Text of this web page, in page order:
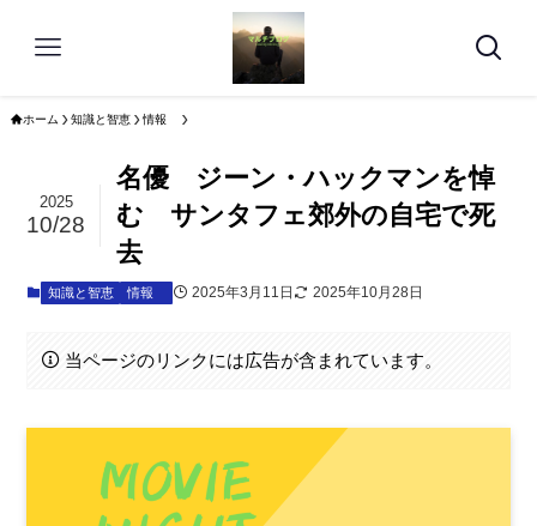
ホーム 知識と智恵 情報
名優 ジーン・ハックマンを悼
む サンタフェ郊外の自宅で死
去
2025
10/28
知識と智恵 情報 2025年3月11日 2025年10月28日
当ページのリンクには広告が含まれています。